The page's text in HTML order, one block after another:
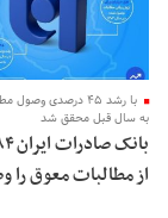
با رشد ۴۵ درصدی
به سال قبل محقق شد
از مطالبات معوق را